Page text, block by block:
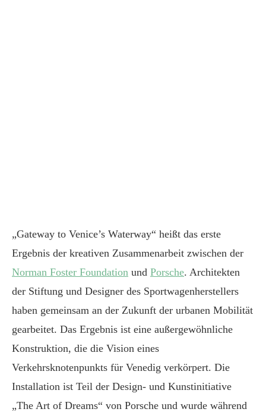
„Gateway to Venice’s Waterway“ heißt das erste
Ergebnis der kreativen Zusammenarbeit zwischen der
Norman Foster Foundation und Porsche. Architekten
der Stiftung und Designer des Sportwagenherstellers
haben gemeinsam an der Zukunft der urbanen Mobilität
gearbeitet. Das Ergebnis ist eine außergewöhnliche
Konstruktion, die die Vision eines
Verkehrsknotenpunkts für Venedig verkörpert. Die
Installation ist Teil der Design- und Kunstinitiative
„The Art of Dreams“ von Porsche und wurde während